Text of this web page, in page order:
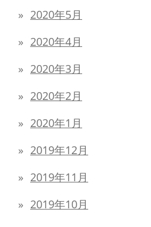
2020年5月
2020年4月
2020年3月
2020年2月
2020年1月
2019年12月
2019年11月
2019年10月